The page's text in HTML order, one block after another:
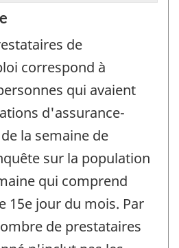
de
correspond à
qui avaient
d'assurance-
la semaine de
sur la population
qui comprend
15e jour du mois. Par
de prestataires